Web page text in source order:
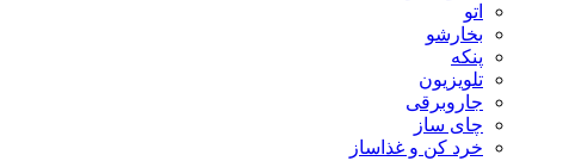
اتو
بخارشو
پنکه
تلویزیون
جاروبرقی
چای ساز
خرد کن و غذاساز